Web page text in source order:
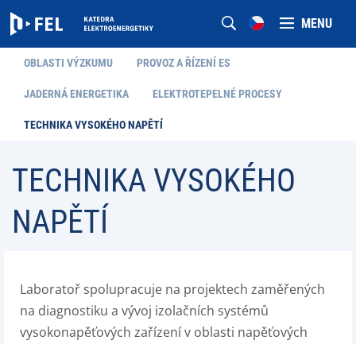
MENU
OBLASTI VÝZKUMU PROVOZ A ŘÍZENÍ ES
JADERNÁ ENERGETIKA ELEKTROTEPELNÉ PROCESY
TECHNIKA VYSOKÉHO NAPĚTÍ
TECHNIKA VYSOKÉHO
NAPĚTÍ
Laboratoř spolupracuje na projektech zaměřených
na diagnostiku a vývoj izolačních systémů
vysokonapěťových zařízení v oblasti napěťových